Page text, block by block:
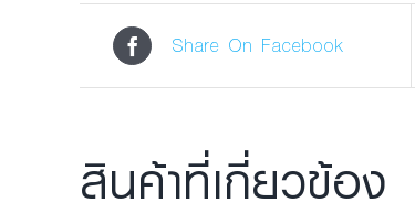
Share On Facebook
สินค้าที่เกี่ยวข้อง